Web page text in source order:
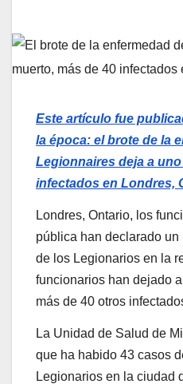
Este artículo fue
la época: el brote de la
Legionnaires deja a
infectados en Londres,
Londres, Ontario, los
pública han declarado un
de los Legionarios en la
funcionarios han dejado
más de 40 otros
La Unidad de Salud de
que ha habido 43 casos
Legionarios en la ciudad